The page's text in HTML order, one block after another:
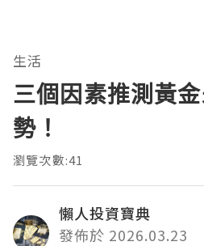
生活
三個因素推測黃
勢！
瀏覽次數:41
懶人投資寶典
發佈於 2026.03.23